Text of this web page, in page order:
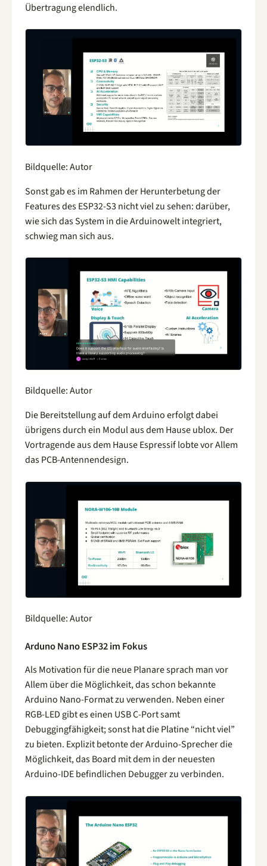
Übertragung elendlich.
Bildquelle: Autor
Sonst gab es im Rahmen der Herunterbetung der
Features des ESP32-S3 nicht viel zu sehen: darüber,
wie sich das System in die Arduinowelt integriert,
schwieg man sich aus.
Bildquelle: Autor
Die Bereitstellung auf dem Arduino erfolgt dabei
übrigens durch ein Modul aus dem Hause ublox. Der
Vortragende aus dem Hause Espressif lobte vor Allem
das PCB-Antennendesign.
Bildquelle: Autor
Arduno Nano ESP32 im Fokus
Als Motivation für die neue Planare sprach man vor
Allem über die Möglichkeit, das schon bekannte
Arduino Nano-Format zu verwenden. Neben einer
RGB-LED gibt es einen USB C-Port samt
Debuggingfähigkeit; sonst hat die Platine “nicht viel”
zu bieten. Explizit betonte der Arduino-Sprecher die
Möglichkeit, das Board mit dem in der neuesten
Arduino-IDE befindlichen Debugger zu verbinden.